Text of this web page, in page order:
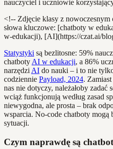
<!-- Zdjęcie klasy z nowoczesnym
słowa kluczowe: [chatboty w
w-edukacji), [AI](https://czat.ai/
Statystyki są bezlitosne: 59%
chatboty AI w edukacji, a 86%
narzędzi AI do nauki – i to nie
codziennie Payload, 2024.
nas nie dotyczy, należałoby zadać
wciąż funkcjonują według zasad
niewygodna, ale prosta – brak
wsparcia. No-code chatboty mogą
sytuacji.
Czym naprawdę są